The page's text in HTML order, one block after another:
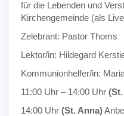
für die Lebenden und
Kirchengemeinde (als
Zelebrant: Pastor Thoms
Lektor/in: Hildegard
Kommunionhelfer/in:
11:00 Uhr – 14:00 Uhr
14:00 Uhr (St. Anna)